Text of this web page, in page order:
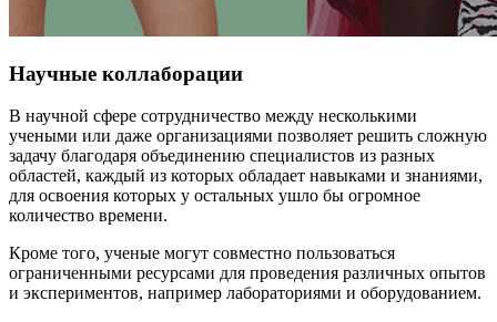
Научные коллаборации
В научной сфере сотрудничество между несколькими
учеными или даже организациями позволяет решить сложную
задачу благодаря объединению специалистов из разных
областей, каждый из которых обладает навыками и знаниями,
для освоения которых у остальных ушло бы огромное
количество времени.
Кроме того, ученые могут совместно пользоваться
ограниченными ресурсами для проведения различных опытов
и экспериментов, например лабораториями и оборудованием.